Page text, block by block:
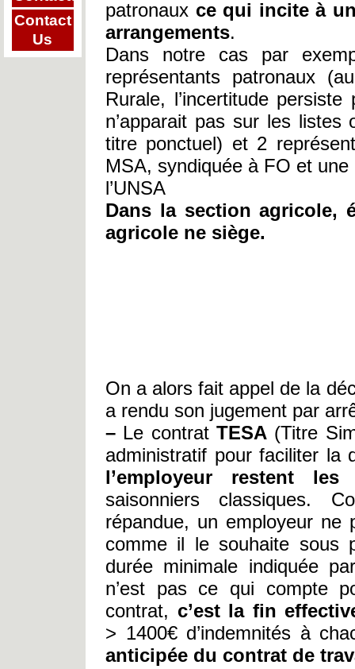
Contact
Us
patronaux ce qui incite à
arrangements.
Dans notre cas par
représentants patronaux
Rurale, l’incertitude
n’apparait pas sur les
titre ponctuel) et 2
MSA, syndiquée à FO et
l’UNSA
Dans la section agricole,
agricole ne siège.
On a alors fait appel de la
a rendu son jugement par
– Le contrat TESA(Titre
administratif pour faciliter la
l’employeur restent les
saisonniers classiques.
répandue, un employeur ne
comme il le souhaite sous
durée minimale indiquée
n’est pas ce qui compte
contrat, c’est la fin
> 1400€ d’indemnités à
anticipée du contrat de